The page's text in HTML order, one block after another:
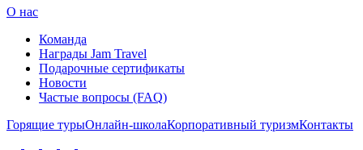
О нас
Команда
Награды Jam Travel
Подарочные сертификаты
Новости
Частые вопросы (FAQ)
Горящие турыОнлайн-школаКорпоративный туризмКонтакты